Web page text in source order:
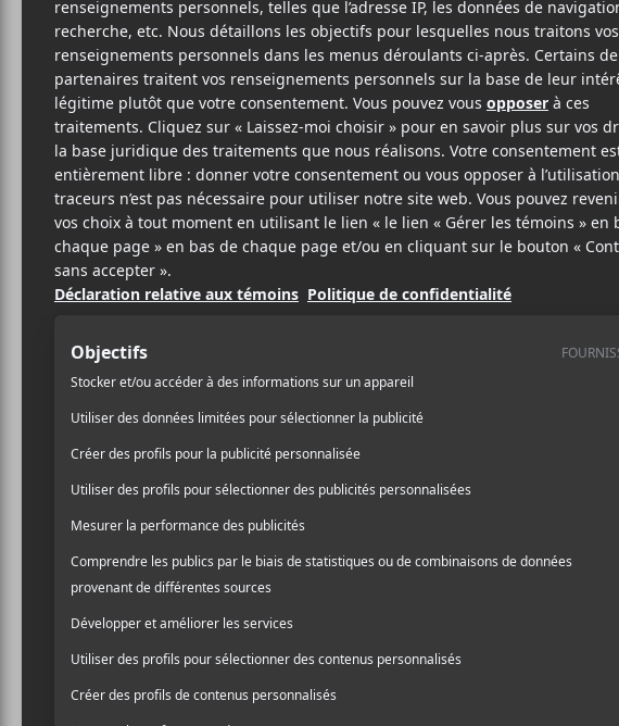
23 SEPTEMBRE 2021
PARELOÏSE LÉVEILLÉ-
CHAGNON
/ FESTIVAL
PARTAGER
F
A
C
E
B
O
K
T
W
I
T
T
R
P
A
R
T
A
POP MTL
Lakes,
et Eve Parker